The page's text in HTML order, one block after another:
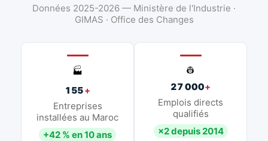
Données 2025-2026 — Ministère de l'Industrie ·
GIMAS · Office des Changes
🏭
155+
Entreprises
installées au Maroc
+42 % en 10 ans
👷
27 000+
Emplois directs
qualifiés
×2 depuis 2014